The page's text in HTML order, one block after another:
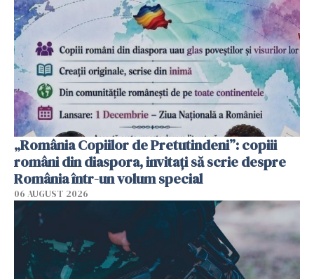
„România Copiilor de Pretutindeni”: copiii
români din diaspora, invitați să scrie despre
România într-un volum special
06 AUGUST 2026